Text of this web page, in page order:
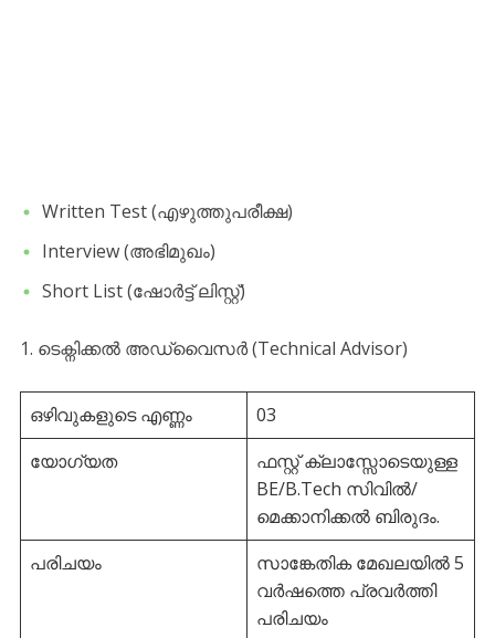
​Written Test (എഴുത്തുപരീക്ഷ)
​Interview (അഭിമുഖം)
​Short List (ഷോർട്ട് ലിസ്റ്റ്)
​1. ടെക്നിക്കൽ അഡ്വൈസർ (Technical Advisor)
ഒഴിവുകളുടെ എണ്ണം
03
യോഗ്യത
ഫസ്റ്റ് ക്ലാസ്സോടെയുള്ള
BE/B.Tech സിവിൽ/
മെക്കാനിക്കൽ ബിരുദം.
പരിചയം
സാങ്കേതിക മേഖലയിൽ 5
വർഷത്തെ പ്രവർത്തി
പരിചയം